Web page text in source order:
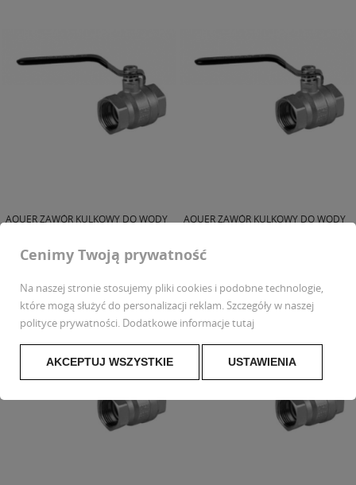
AQUER ZAWÓR KULKOWY DO WODY
19,90 zł
AQUER ZAWÓR KULKOWY DO WODY
34,90 zł
Cenimy Twoją prywatność
Na naszej stronie stosujemy pliki cookies i podobne technologie,
które mogą służyć do personalizacji reklam. Szczegóły w naszej
polityce prywatności. Dodatkowe informacjetutaj
AKCEPTUJ WSZYSTKIE USTAWIENIA